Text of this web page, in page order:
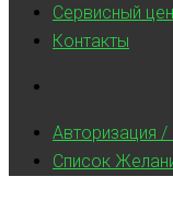
Сервисный
Контакты
Авторизация /
Список